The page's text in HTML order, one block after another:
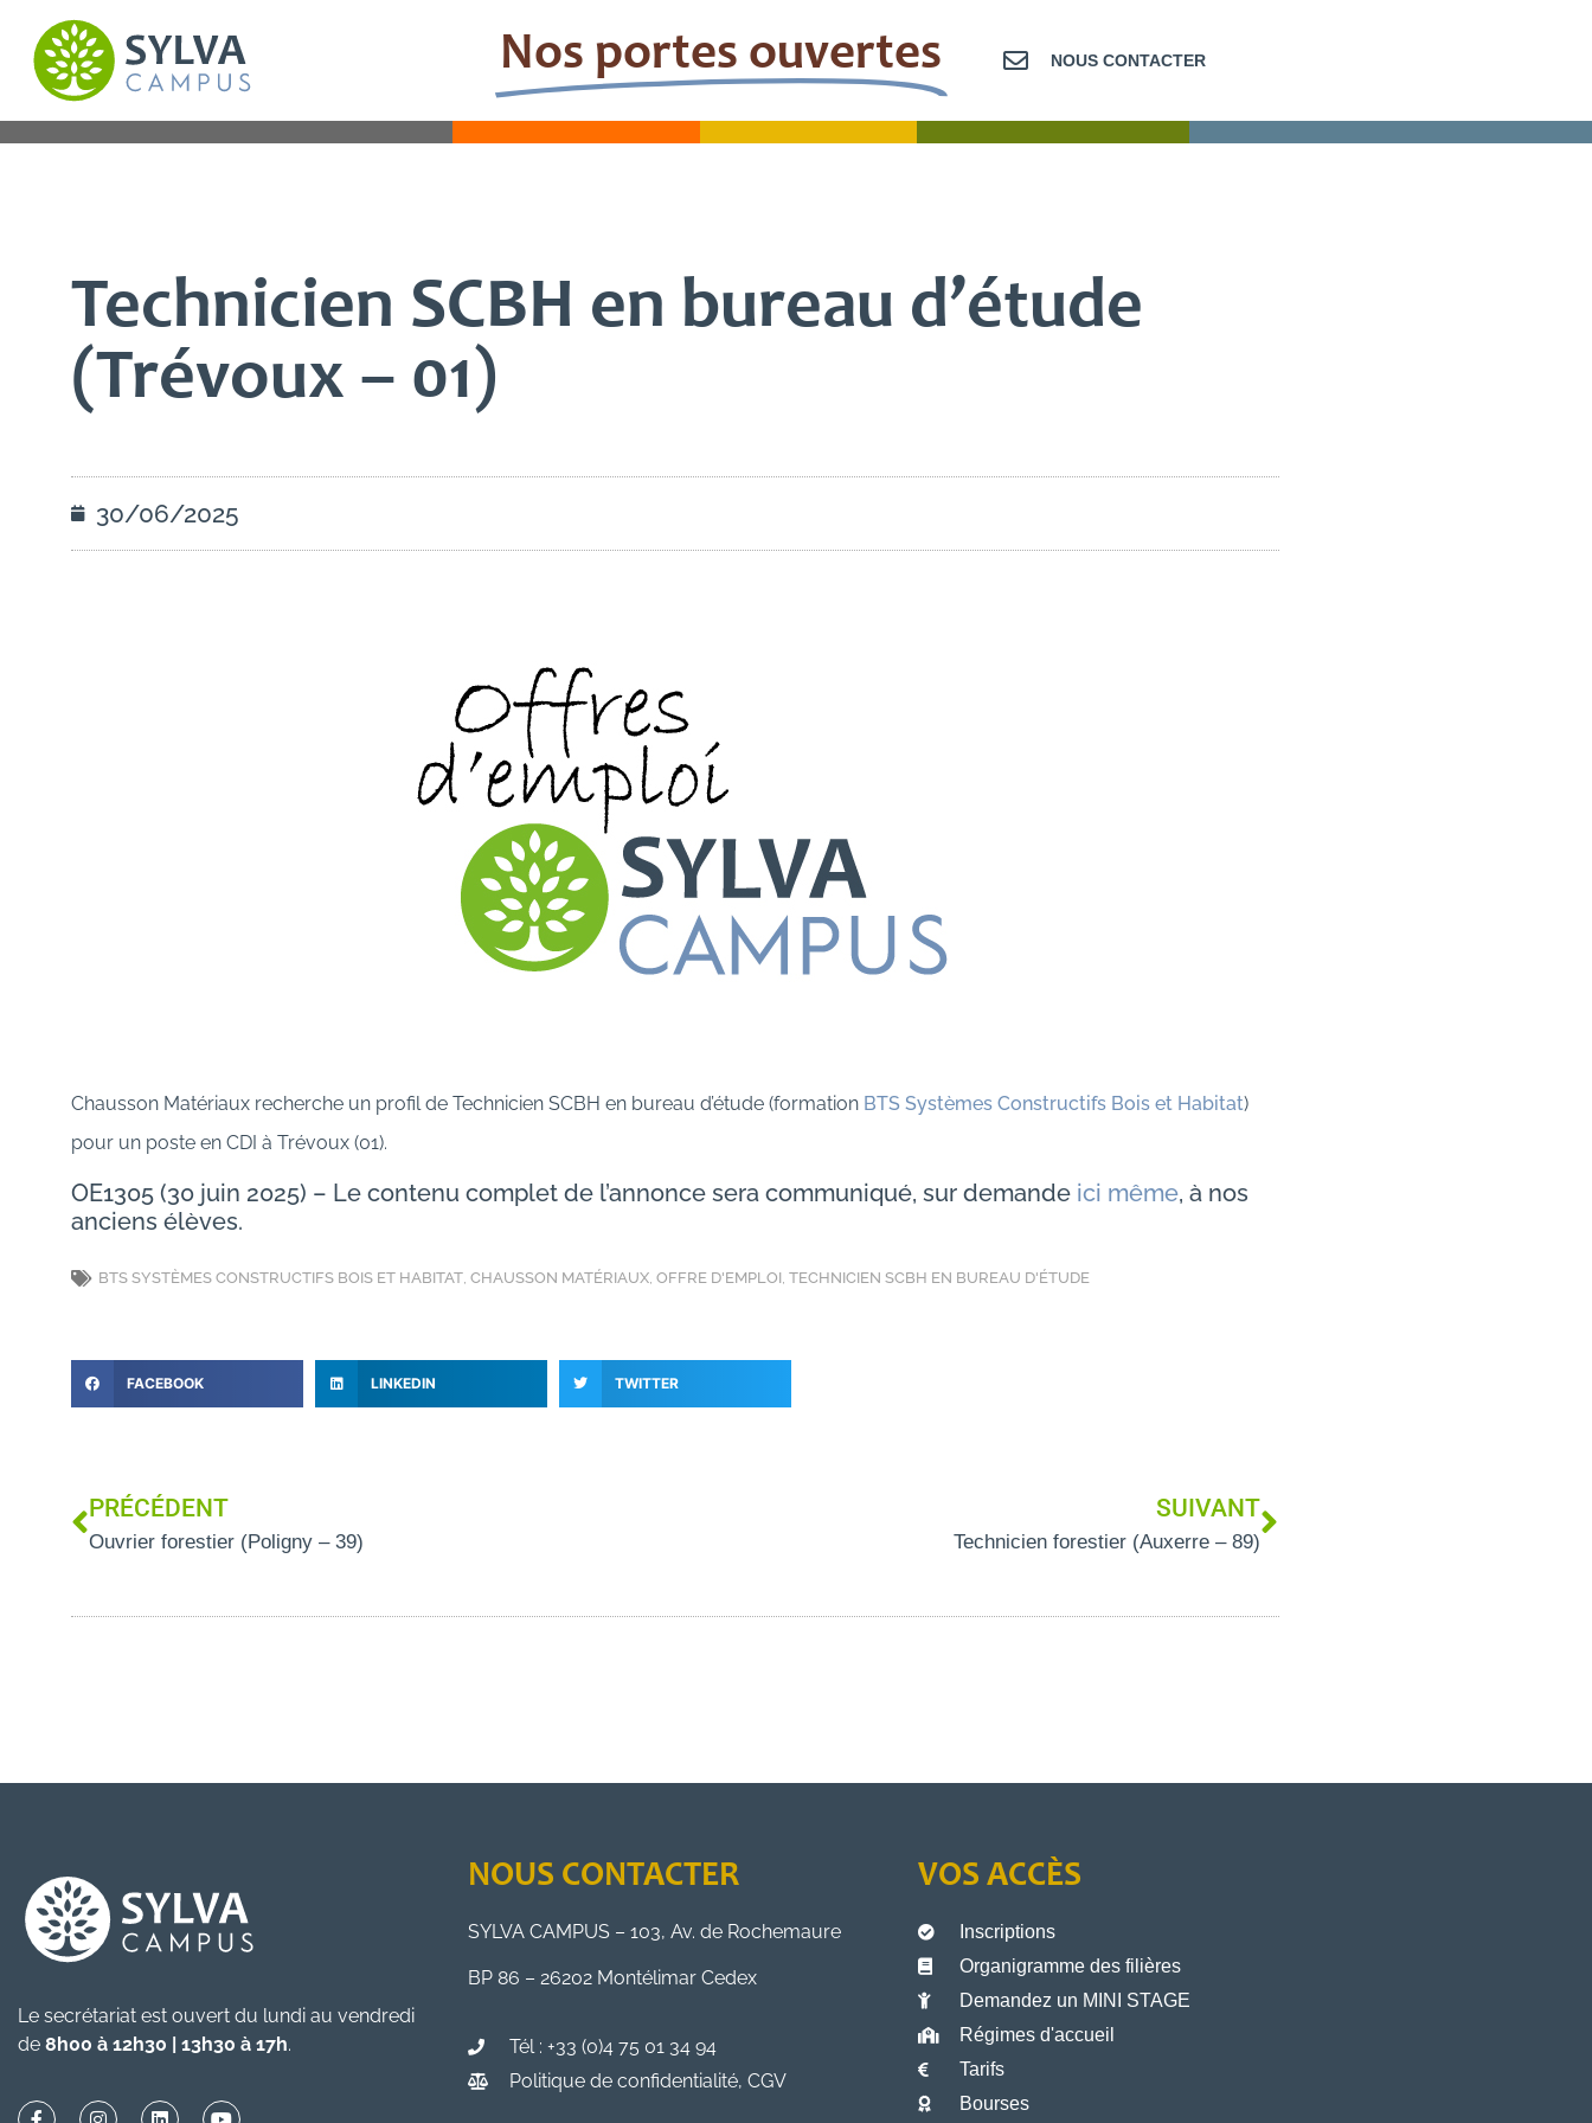
Nos portes ouvertes NOUS CONTACTER
Technicien SCBH en bureau d’étude
(Trévoux – 01)
30/06/2025
Chausson Matériaux recherche un profil de Technicien SCBH en bureau d’étude (formation BTS Systèmes Constructifs Bois et Habitat)
pour un poste en CDI à Trévoux (01).
OE1305 (30 juin 2025) – Le contenu complet de l’annonce sera communiqué, sur demande ici même, à nos
anciens élèves.
BTS SYSTÈMES CONSTRUCTIFS BOIS ET HABITAT, CHAUSSON MATÉRIAUX, OFFRE D'EMPLOI, TECHNICIEN SCBH EN BUREAU D'ÉTUDE
FACEBOOK LINKEDIN TWITTER
PRÉCÉDENT
Ouvrier forestier (Poligny – 39)
SUIVANT
Technicien forestier (Auxerre – 89)
Le secrétariat est ouvert du lundi au vendredi
de 8h00 à 12h30 | 13h30 à 17h.
NOUS CONTACTER
SYLVA CAMPUS – 103, Av. de Rochemaure
BP 86 – 26202 Montélimar Cedex
Tél : +33 (0)4 75 01 34 94
Politique de confidentialité, CGV
VOS ACCÈS
Inscriptions
Organigramme des filières
Demandez un MINI STAGE
Régimes d'accueil
Tarifs
Bourses